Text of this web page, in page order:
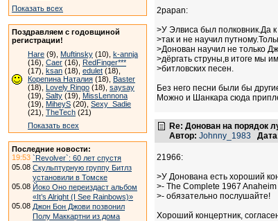
Показать всех
Поздравляем с годовщиной
регистрации!
Hare (9), Muftinsky (10), k-annja
(16), Caer (16), RedFinger***
(17), ksan (18), edulet (18),
Корепина Наталия (18), Baster
(18), Lovely Ringo (18), saysay
(19), Salty (19), MissLennona
(19), MiheyS (20), Sexy_Sadie
(21), TheTech (21)
Показать всех
Последние новости:
19:53 `Revolver`: 60 лет спустя
05.08 Скульптурную группу Битлз
установили в Томске
05.08 Йоко Оно переиздаст альбом
«It’s Alright (I See Rainbows)»
05.08 Джон Бон Джови позвонил
Полу Маккартни из дома
2papan:
>У Элвиса был полковник.Да
>так и не научил
>Донован научил не только
>дёргать струны,в итоге мы
>битловских песен.
Без него песни были бы
Можно и Шанкара сюда
Re: Донован на порядок
Автор: Johnny_1983
21966:
>У Донована есть хороший
>- The Complete 1967
>- обязательно послушайте!
Хороший концертник,